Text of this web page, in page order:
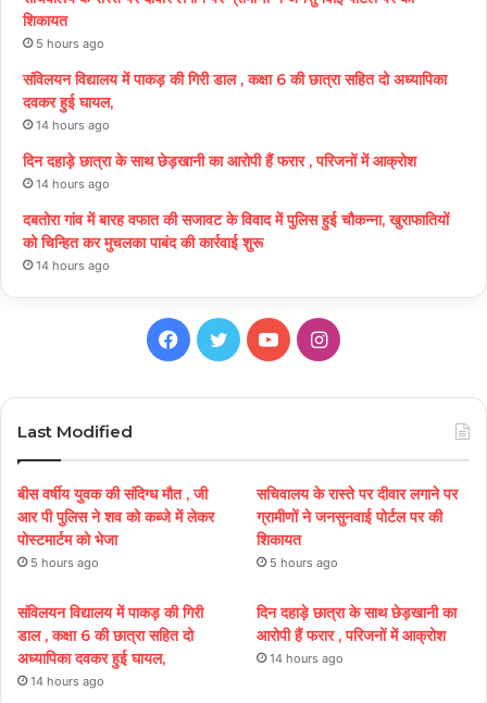
शिकायत
5 hours ago
संविलयन विद्यालय में पाकड़ की गिरी डाल , कक्षा 6 की छात्रा सहित दो अध्यापिका
दवकर हुई घायल,
14 hours ago
दिन दहाड़े छात्रा के साथ छेड़खानी का आरोपी हैं फरार , परिजनों में आक्रोश
14 hours ago
दबतोरा गांव में बारह वफात की सजावट के विवाद में पुलिस हुई चौकन्ना, खुराफातियों
को चिन्हित कर मुचलका पाबंद की कार्रवाई शुरू
14 hours ago
Facebook
TwitterYouTubeInstagram
Last Modified
बीस वर्षीय युवक की संदिग्ध मौत , जी
आर पी पुलिस ने शव को कब्जे में लेकर
पोस्टमार्टम को भेजा
5 hours ago
सचिवालय के रास्ते पर दीवार लगाने पर
ग्रामीणों ने जनसुनवाई पोर्टल पर की
शिकायत
5 hours ago
संविलयन विद्यालय में पाकड़ की गिरी
डाल , कक्षा 6 की छात्रा सहित दो
अध्यापिका दवकर हुई घायल,
14 hours ago
दिन दहाड़े छात्रा के साथ छेड़खानी का
आरोपी हैं फरार , परिजनों में आक्रोश
14 hours ago